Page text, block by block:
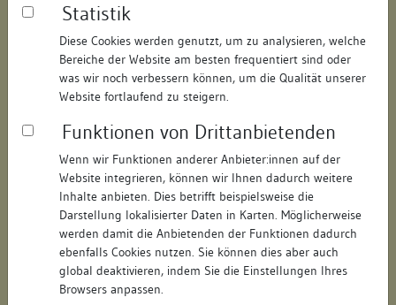
Statistik
Diese Cookies werden genutzt, um zu analysieren, welche
Bereiche der Website am besten frequentiert sind oder
was wir noch verbessern können, um die Qualität unserer
Website fortlaufend zu steigern.
Funktionen von Drittanbietenden
Wenn wir Funktionen anderer Anbieter:innen auf der
Website integrieren, können wir Ihnen dadurch weitere
Inhalte anbieten. Dies betrifft beispielsweise die
Darstellung lokalisierter Daten in Karten. Möglicherweise
werden damit die Anbietenden der Funktionen dadurch
ebenfalls Cookies nutzen. Sie können dies aber auch
global deaktivieren, indem Sie die Einstellungen Ihres
Browsers anpassen.
Objektdaten
Straße: Gerberstraße
Hausnummer: 17
Postleitzahl: 78050
Stadt-Teilort: Villingen
Regierungsbezirk: Freiburg
Schwarzwald-Baar-Kreis
(Landkreis)
Wohnplatzschlüssel: